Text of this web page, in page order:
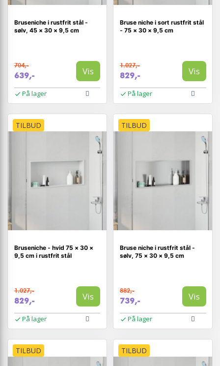
Bruseniche i rustfrit stål -
sølv, 45 × 30 × 9,5 cm
704,-
639,- Vis
På lager
Bruse niche i sort rustfrit stål
- 75 × 30 × 9,5 cm
1.027,-
829,- Vis
På lager
TILBUD
Bruseniche - hvid 75 × 30 ×
9,5 cm i rustfrit stål
1.027,-
829,- Vis
På lager
TILBUD
Bruse niche i rustfrit stål -
sølv, 75 × 30 × 9,5 cm
882,-
739,- Vis
På lager
TILBUD TILBUD